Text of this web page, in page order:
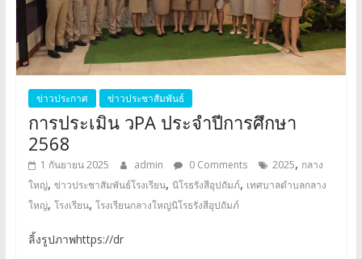
ข่าวประกาศ ข่าวประชาสัมพันธ์
การประเมิน วPA ประจำปีการศึกษา
2568
1 กันยายน 2025 admin 0 Comments 2025, กลาง
ใหญ่, ข่าวประชาสัมพันธ์โรงเรียน, นิโรธรังสีอุปถัมภ์, เทศบาลตำบลกลาง
ใหญ่, โรงเรียน, โรงเรียนกลางใหญ่นิโรธรังสีอุปถัมภ์
ลิ้งรูปภาพhttps://dr